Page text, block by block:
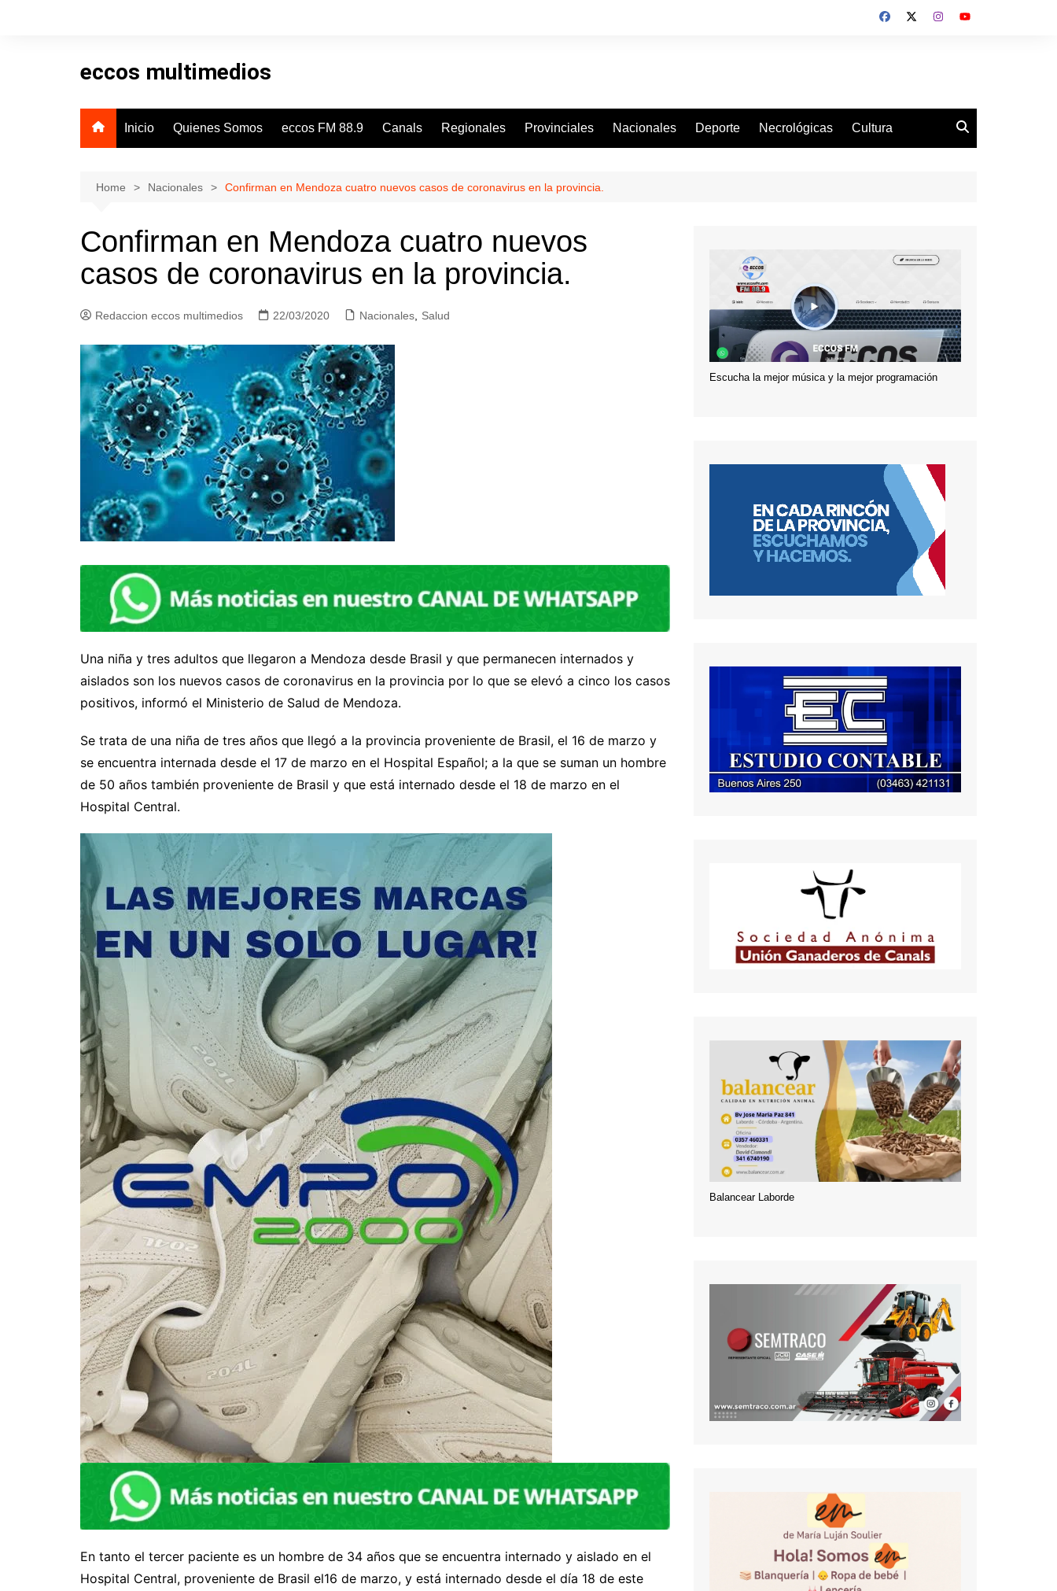
eccos multimedios
Inicio Quienes Somos eccos FM 88.9 Canals Regionales Provinciales Nacionales Deporte Necrológicas Cultura
Home Nacionales Confirman en Mendoza cuatro nuevos casos de coronavirus en la provincia.
Confirman en Mendoza cuatro nuevos
casos de coronavirus en la provincia.
Redaccion eccos multimedios 22/03/2020 Nacionales Salud
Una niña y tres adultos que llegaron a Mendoza desde Brasil y que permanecen internados y
aislados son los nuevos casos de coronavirus en la provincia por lo que se elevó a cinco los casos
positivos, informó el Ministerio de Salud de Mendoza.
Se trata de una niña de tres años que llegó a la provincia proveniente de Brasil, el 16 de marzo y
se encuentra internada desde el 17 de marzo en el Hospital Español; a la que se suman un hombre
de 50 años también proveniente de Brasil y que está internado desde el 18 de marzo en el
Hospital Central.
En tanto el tercer paciente es un hombre de 34 años que se encuentra internado y aislado en el
Hospital Central, proveniente de Brasil el16 de marzo, y está internado desde el día 18 de este
Escucha la mejor música y la mejor programación
Balancear Laborde